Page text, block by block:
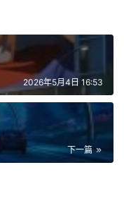
2026年5月4日 16:53
下一篇